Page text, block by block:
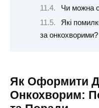
Чи можна
Які
за онкохворими?
Як Оформити
Онкохворим: